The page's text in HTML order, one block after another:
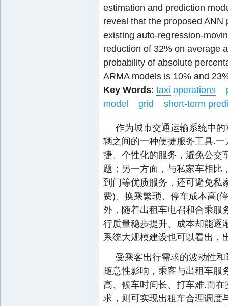
estimation and prediction
reveal that the proposed
existing auto-regression-
reduction of 32% on average
probability of absolute
ARMA models is 10% and
Key Words: taxi operations
model
grid short-term
作为城市交通运输系统中
辆之间的一种便捷服务工具.
捷、个性化的服务，避免公交
题；另一方面，与私家车相比
到门等优质服务，还可避免私
费)、换乘繁琐、停车成本高(
外，随着出租车电召和合乘服
行质量稳步提升、成本却能逐
系统大规模建设也可以看出，
受乘客出行需求的波动性
随意性影响，乘客与出租车服
高、候车时间长、打车难.而
求，则可实现出租车合理调度